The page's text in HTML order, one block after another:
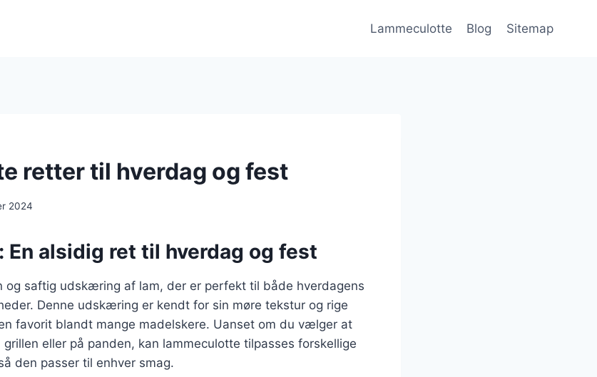
Lammeculotte Blog Sitemap
retter til hverdag og fest
2024
En alsidig ret til hverdag og fest
og saftig udskæring af lam, der er perfekt til både hverdagens
Denne udskæring er kendt for sin møre tekstur og rige
favorit blandt mange madelskere. Uanset om du vælger at
eller på panden, kan lammeculotte tilpasses forskellige
den passer til enhver smag.